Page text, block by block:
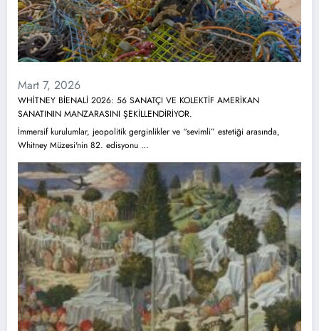
Mart 7, 2026
WHİTNEY BİENALİ 2026: 56 SANATÇI VE KOLEKTİF AMERİKAN
SANATININ MANZARASINI ŞEKİLLENDİRİYOR.
İmmersif kurulumlar, jeopolitik gerginlikler ve “sevimli” estetiği arasında,
Whitney Müzesi'nin 82. edisyonu …